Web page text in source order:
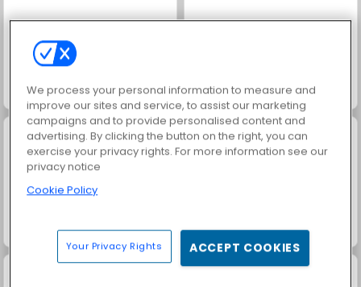
Farm Merge Valley Grand Mahjong Connect
Jewel Garden Story Solitaire Social
We process your personal information to measure and
improve our sites and service, to assist our marketing
campaigns and to provide personalised content and
advertising. By clicking the button on the right, you can
exercise your privacy rights. For more information see our
privacy notice
Cookie Policy
Your Privacy Rights ACCEPT COOKIES